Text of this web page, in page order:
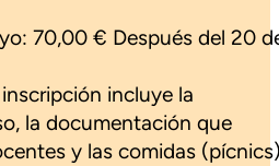
70,00 € Después del 20
incluye la
la documentación que
y las comidas